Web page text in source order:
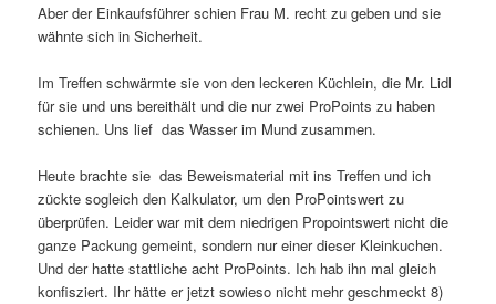
Aber der Einkaufsführer schien Frau M. recht zu geben und sie
wähnte sich in Sicherheit.
Im Treffen schwärmte sie von den leckeren Küchlein, die Mr. Lidl
für sie und uns bereithält und die nur zwei ProPoints zu haben
schienen. Uns lief das Wasser im Mund zusammen.
Heute brachte sie das Beweismaterial mit ins Treffen und ich
zückte sogleich den Kalkulator, um den ProPointswert zu
überprüfen. Leider war mit dem niedrigen Propointswert nicht die
ganze Packung gemeint, sondern nur einer dieser Kleinkuchen.
Und der hatte stattliche acht ProPoints. Ich hab ihn mal gleich
konfisziert. Ihr hätte er jetzt sowieso nicht mehr geschmeckt 8)